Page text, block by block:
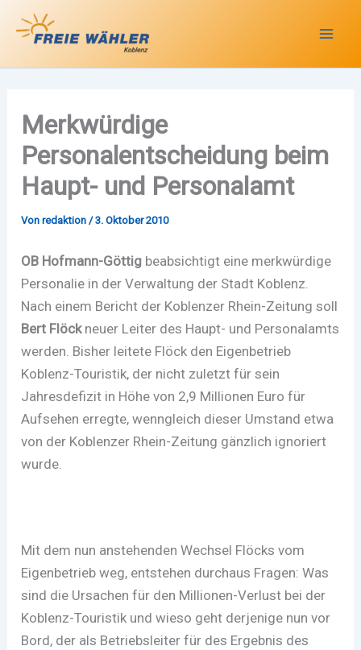
Inhalt
Merkwürdige
Personalentscheidung beim
Haupt- und Personalamt
Vonredaktion/3. Oktober 2010
OB Hofmann-Göttig beabsichtigt eine merkwürdige
Personalie in der Verwaltung der Stadt Koblenz.
Nach einem Bericht der Koblenzer Rhein-Zeitung soll
Bert Flöckneuer Leiter des Haupt- und Personalamts
werden. Bisher leitete Flöck den Eigenbetrieb
Koblenz-Touristik, der nicht zuletzt für sein
Jahresdefizit in Höhe von 2,9 Millionen Euro für
Aufsehen erregte, wenngleich dieser Umstand etwa
von der Koblenzer Rhein-Zeitung gänzlich ignoriert
wurde.
Mit dem nun anstehenden Wechsel Flöcks vom
Eigenbetrieb weg, entstehen durchaus Fragen: Was
sind die Ursachen für den Millionen-Verlust bei der
Koblenz-Touristik und wieso geht derjenige nun vor
Bord, der als Betriebsleiter für des Ergebnis des